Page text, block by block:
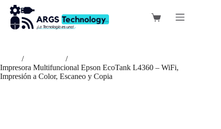
Saltar
contenido
Carro
/
/
Impresora Multifuncional Epson EcoTank L4360 – WiFi,
Impresión a Color, Escaneo y Copia